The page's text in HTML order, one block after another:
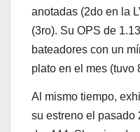
anotadas (2do en la
(3ro). Su OPS de
bateadores con un
plato en el mes (tuvo
Al mismo tiempo,
su estreno el pasado